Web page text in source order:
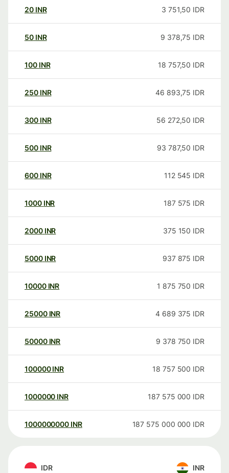
20 INR 3 751,50 IDR
50 INR 9 378,75 IDR
100 INR 18 757,50 IDR
250 INR 46 893,75 IDR
300 INR 56 272,50 IDR
500 INR 93 787,50 IDR
600 INR 112 545 IDR
1000 INR 187 575 IDR
2000 INR 375 150 IDR
5000 INR 937 875 IDR
10000 INR 1 875 750 IDR
25000 INR 4 689 375 IDR
50000 INR 9 378 750 IDR
100000 INR 18 757 500 IDR
1000000 INR 187 575 000 IDR
1000000000 INR 187 575 000 000 IDR
IDR INR